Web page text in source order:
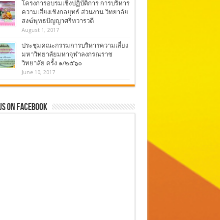
โครงการอบรมเชิงปฏิบัติการ การบริหาร
ความเสี่ยงเชิงกลยุทธ์ ส่วนงาน วิทยาลัย
สงฆ์พุทธปัญญาศรีทวารวดี
August 1, 2017
ประชุมคณะกรรมการบริหารความเสี่ยง
มหาวิทยาลัยมหาจุฬาลงกรณราช
วิทยาลัย ครั้ง ๑/๒๕๖๐
June 10, 2017
On Facebook